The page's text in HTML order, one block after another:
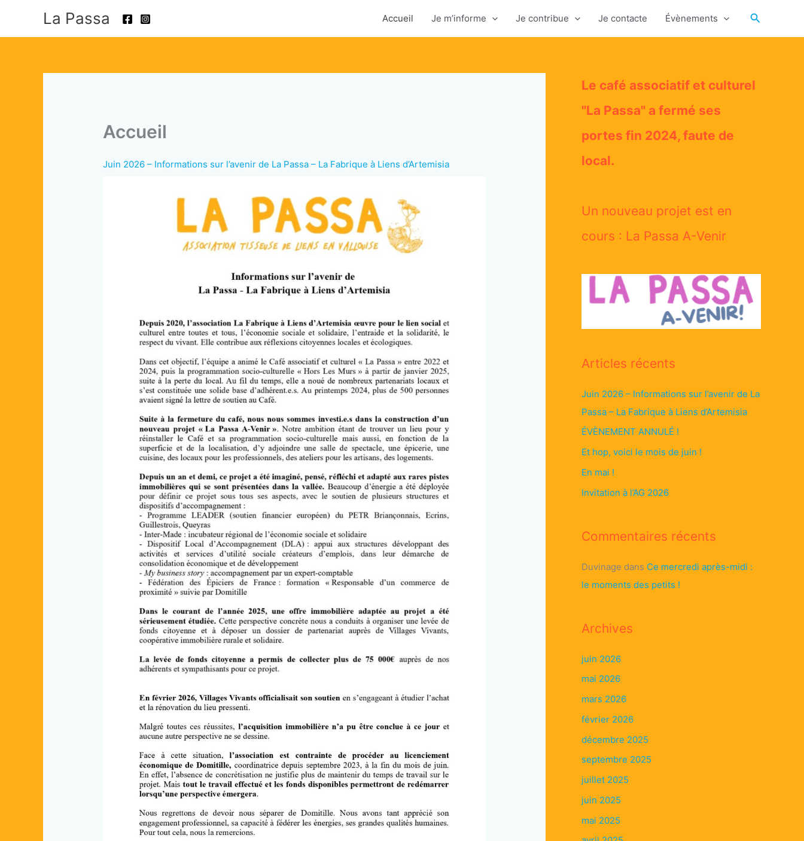
contenu
La Passa Accueil Je m’informe Je contribue Je contacte Évènements
Accueil
Juin 2026 – Informations sur l’avenir de La Passa – La Fabrique à Liens d’Artemisia
Le café associatif et culturel
"La Passa" a fermé ses
portes fin 2024, faute de
local.
Un nouveau projet est en
cours : La Passa A-Venir
Articles récents
Juin 2026 – Informations sur l’avenir de La
Passa – La Fabrique à Liens d’Artemisia
ÉVÈNEMENT ANNULÉ !
Et hop, voici le mois de juin !
En mai !
Invitation à l’AG 2026
Commentaires récents
Duvinage dans Ce mercredi après-midi :
le moments des petits !
Archives
juin 2026
mai 2026
mars 2026
février 2026
décembre 2025
septembre 2025
juillet 2025
juin 2025
mai 2025